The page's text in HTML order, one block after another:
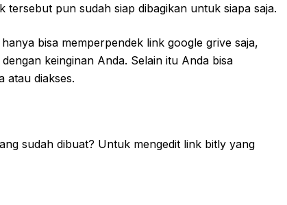
pun sudah siap dibagikan untuk siapa saja.
bisa memperpendek link google grive saja,
keinginan Anda. Selain itu Anda bisa
atau diakses.
sudah dibuat? Untuk mengedit link bitly yang